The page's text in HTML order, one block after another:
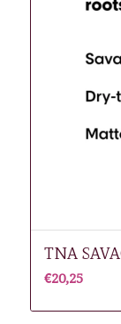
TNA
€20,25